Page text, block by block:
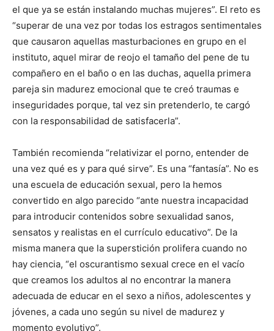
el que ya se están instalando muchas mujeres”. El reto es
“superar de una vez por todas los estragos sentimentales
que causaron aquellas masturbaciones en grupo en el
instituto, aquel mirar de reojo el tamaño del pene de tu
compañero en el baño o en las duchas, aquella primera
pareja sin madurez emocional que te creó traumas e
inseguridades porque, tal vez sin pretenderlo, te cargó
con la responsabilidad de satisfacerla”.
También recomienda “relativizar el porno, entender de
una vez qué es y para qué sirve”. Es una “fantasía”. No es
una escuela de educación sexual, pero la hemos
convertido en algo parecido “ante nuestra incapacidad
para introducir contenidos sobre sexualidad sanos,
sensatos y realistas en el currículo educativo”. De la
misma manera que la superstición prolifera cuando no
hay ciencia, “el oscurantismo sexual crece en el vacío
que creamos los adultos al no encontrar la manera
adecuada de educar en el sexo a niños, adolescentes y
jóvenes, a cada uno según su nivel de madurez y
momento evolutivo”.